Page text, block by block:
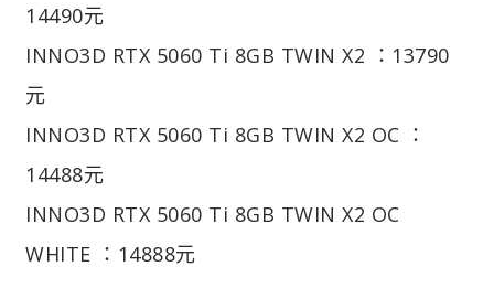
14490元
INNO3D RTX 5060 Ti 8GB TWIN X2 ：13790
元
INNO3D RTX 5060 Ti 8GB TWIN X2 OC ：
14488元
INNO3D RTX 5060 Ti 8GB TWIN X2 OC
WHITE ：14888元